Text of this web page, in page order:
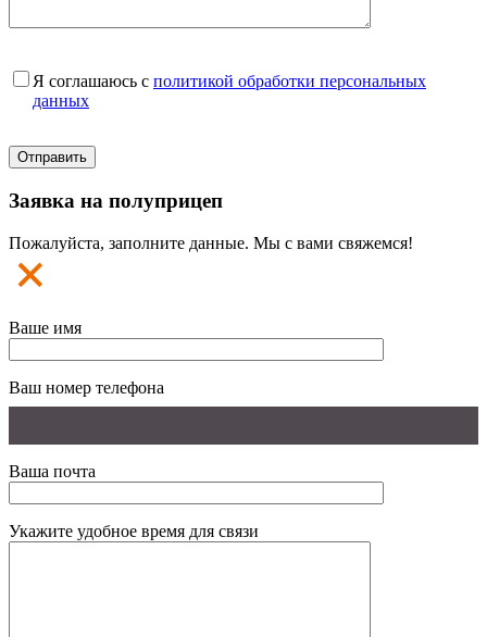
Я соглашаюсь с политикой обработки персональных
данных
Заявка на полуприцеп
Пожалуйста, заполните данные. Мы с вами свяжемся!
Ваше имя
Ваш номер телефона
Ваша почта
Укажите удобное время для связи